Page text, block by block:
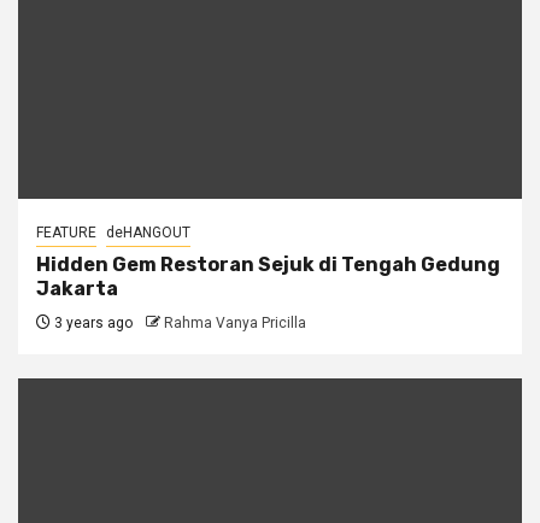
FEATURE deHANGOUT
Hidden Gem Restoran Sejuk di Tengah Gedung
Jakarta
3 years ago Rahma Vanya Pricilla